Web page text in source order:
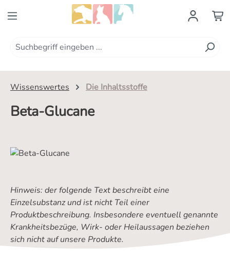
Zum Hauptinhalt springen
Wissenswertes Die Inhaltsstoffe
Beta-Glucane
Hinweis: der folgende Text beschreibt eine
Einzelsubstanz und ist nicht Teil einer
Produktbeschreibung. Insbesondere eventuell genannte
Krankheitsbezüge, Wirk- oder Heilaussagen beziehen
sich nicht auf unsere Produkte.